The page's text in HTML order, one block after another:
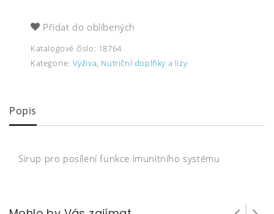
Přidat do oblíbených
Katalogové číslo: 18764
Kategorie: Výživa, Nutriční doplňky a lizy
Popis
Sirup pro posílení funkce imunitního systému